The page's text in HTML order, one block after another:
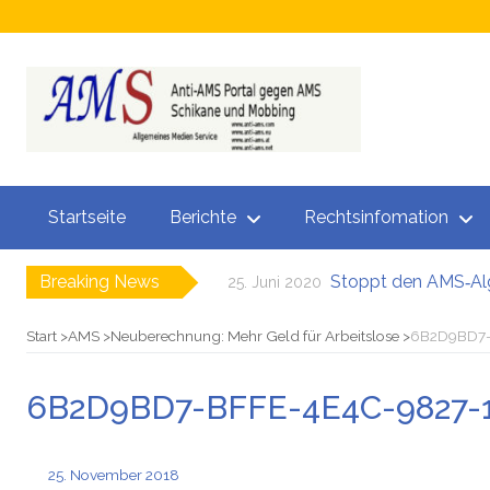
Startseite Berichte Rechtsinfomation
Breaking News 25. Juni 2020 Stoppt den
17. Oktober 2019 Neue
24. Juni 2019 Bezüge gesperrt
Start AMS Neuberechnung: Mehr Geld für Arbeitslose
6B2D9BD7-BFFE-4E4C-9827-
25. November 2018